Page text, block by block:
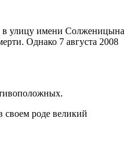
в улицу имени Солженицына
Однако 7 августа 2008
своем роде великий